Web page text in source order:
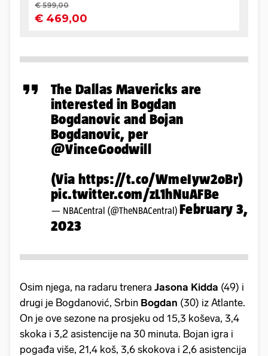
The Dallas Mavericks are
interested in Bogdan
Bogdanovic and Bojan
Bogdanovic, per
@VinceGoodwill
(Viahttps://t.co/WmeIyw2oBr)
pic.twitter.com/zL1hNuAFBe
— NBACentral (@TheNBACentral) February 3,
2023
Osim njega, na radaru trenera Jasona Kidda (49) i
drugi je Bogdanović, Srbin Bogdan (30) iz Atlante.
On je ove sezone na prosjeku od 15,3 koševa, 3,4
skoka i 3,2 asistencije na 30 minuta. Bojan igra i
pogađa više, 21,4 koš, 3,6 skokova i 2,6 asistencija